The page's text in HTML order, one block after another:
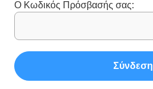
Ο Κωδικός Πρόσβασής σας:
Σύνδεση